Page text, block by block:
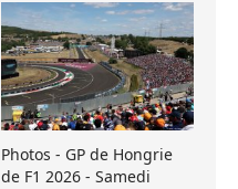
Photos - GP de Hongrie
de F1 2026 - Samedi